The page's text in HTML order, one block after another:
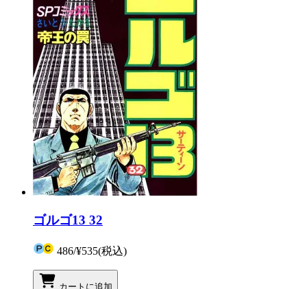
ゴルゴ13 32
486/¥535(税込)
カートに追加